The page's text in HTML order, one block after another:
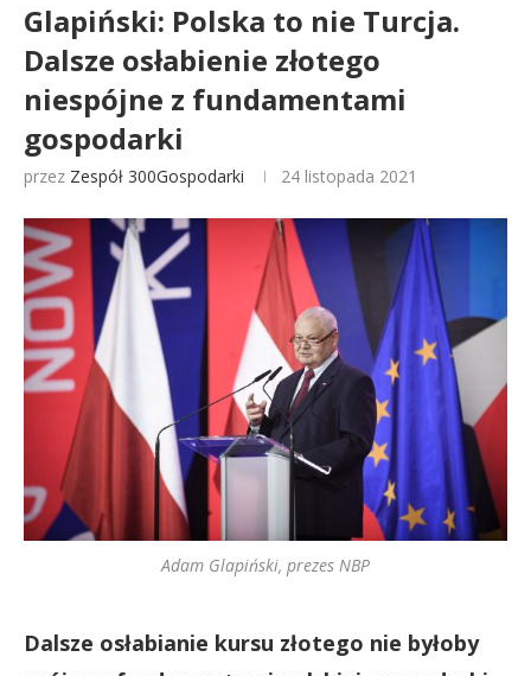
Glapiński: Polska to nie Turcja.
Dalsze osłabienie złotego
niespójne z fundamentami
gospodarki
przez Zespół 300Gospodarki 24 listopada 2021
Adam Glapiński, prezes NBP
Dalsze osłabianie kursu złotego nie byłoby